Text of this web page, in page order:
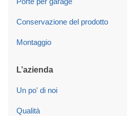
Conservazione del prodotto
Montaggio
L’azienda
Un po' di noi
Qualità